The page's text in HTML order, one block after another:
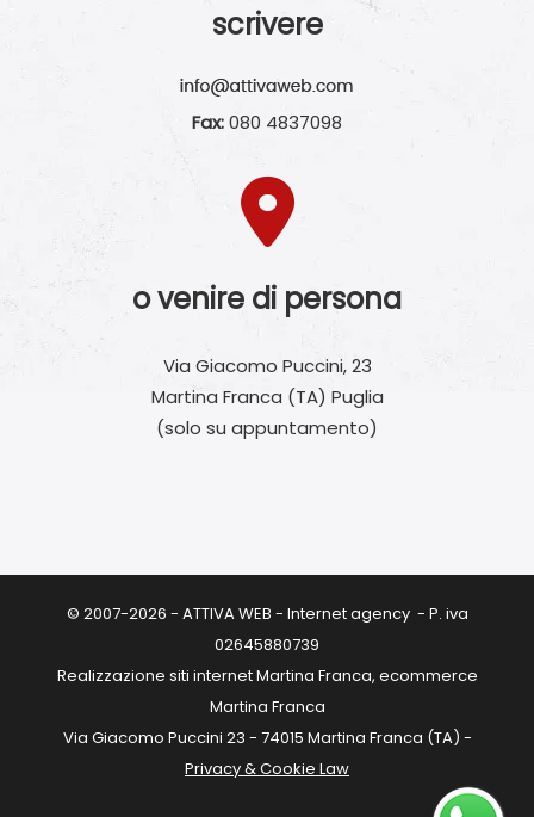
scrivere
Fax:080 4837098
o venire di persona
Via Giacomo Puccini, 23
Martina Franca (TA) Puglia
(solo su appuntamento)
© 2007-2026 - ATTIVA WEB - Internet agency - P. iva
02645880739
Realizzazione siti internet Martina Franca, ecommerce
Martina Franca
Via Giacomo Puccini 23 - 74015 Martina Franca (TA) -
Privacy & Cookie Law